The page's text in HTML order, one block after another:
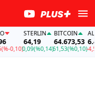
0,10)
STERLIN
64,19
0,09(%0,14)
BITCOIN
64.673,53
61,53(%0,10)-4,51